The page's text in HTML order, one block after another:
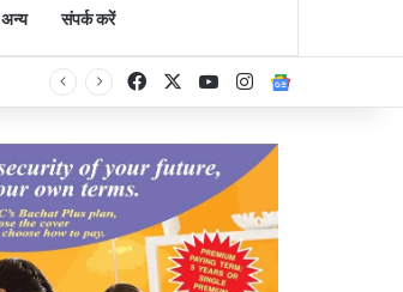
अन्य संपर्क करें
FacebookYouTubeInstagram